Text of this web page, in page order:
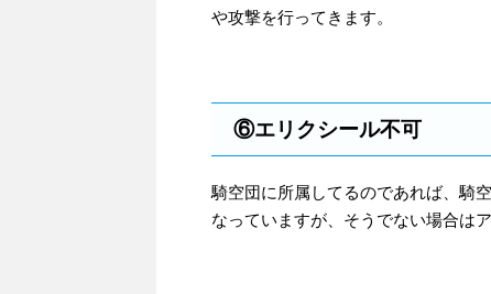
や攻撃を行ってきます。
⑥エリクシール不可
騎空団に所属してるのであれば、騎
なっていますが、そうでない場合は